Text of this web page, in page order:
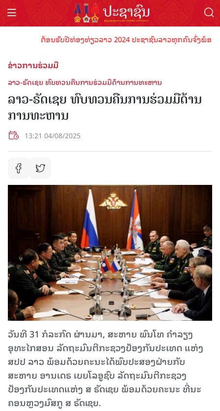
ຕ້ອນຮັບປີທ່ອງທ່ຽວລາວ 2024 ປະຊາຊົນລາວທຸກຄົນຈົ່ງພ້ອມ
ຂ່າວການຮ່ວມມື
ລາວ-ຣັດເຊຍ ທົບທວນຄືນການຮ່ວມມືດ້ານການທະຫານ
ລາວ-ຣັດເຊຍ ທົບທວນຄືນການຮ່ວມມືດ້ານ
ການທະຫານ
13:21 04/08/2025
ວັນທີ 31 ກໍລະກົດ ຜ່ານມາ, ສະຫາຍ ພົນໂທ ຄໍາລຽງ
ອຸທະໄກສອນ ລັດຖະມົນຕີກະຊວງປ້ອງກັນປະເທດ ແຫ່ງ
ສປປ ລາວ ພ້ອມດ້ວຍຄະນະໄດ້ພົບປະສອງຝ່າຍກັບ
ສະຫາຍ ອານເດຣ ເບຍໂລອູຊົບ ລັດຖະມົນຕີກະຊວງ
ປ້ອງກັນປະເທດແຫ່ງ ສ ຣັດເຊຍ ພ້ອມດ້ວຍຄະນະ ທີ່ນະ
ຄອນຫຼວງມົສກູ ສ ຣັດເຊຍ.